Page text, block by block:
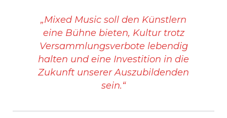
„Mixed Music soll den Künstlern
eine Bühne bieten, Kultur trotz
Versammlungsverbote lebendig
halten und eine Investition in die
Zukunft unserer Auszubildenden
sein.“